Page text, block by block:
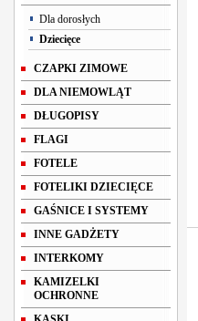
Dla dorosłych
Dziecięce
CZAPKI ZIMOWE
DLA NIEMOWLĄT
DŁUGOPISY
FLAGI
FOTELE
FOTELIKI DZIECIĘCE
GAŚNICE I SYSTEMY
INNE GADŻETY
INTERKOMY
KAMIZELKI
OCHRONNE